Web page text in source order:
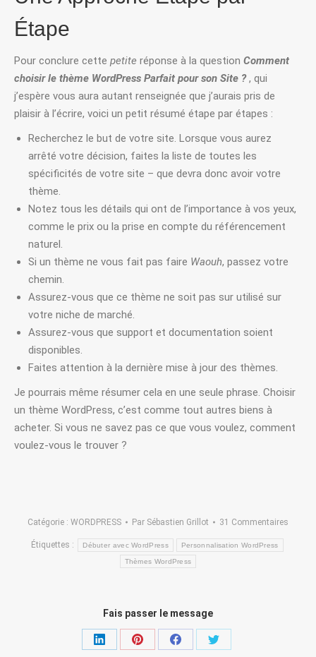
Étape
Pour conclure cette petite réponse à la question Comment
choisir le thème WordPress Parfait pour son Site ?, qui
j’espère vous aura autant renseignée que j’aurais pris de
plaisir à l’écrire, voici un petit résumé étape par étapes :
Recherchez le but de votre site. Lorsque vous aurez
arrêté votre décision, faites la liste de toutes les
spécificités de votre site – que devra donc avoir votre
thème.
Notez tous les détails qui ont de l’importance à vos yeux,
comme le prix ou la prise en compte du référencement
naturel.
Si un thème ne vous fait pas faire Waouh, passez votre
chemin.
Assurez-vous que ce thème ne soit pas sur utilisé sur
votre niche de marché.
Assurez-vous que support et documentation soient
disponibles.
Faites attention à la dernière mise à jour des thèmes.
Je pourrais même résumer cela en une seule phrase. Choisir
un thème WordPress, c’est comme tout autres biens à
acheter. Si vous ne savez pas ce que vous voulez, comment
voulez-vous le trouver ?
Catégorie : WORDPRESS Par Sébastien Grillot 31 Commentaires
Étiquettes : Débuter avec WordPress Personnalisation WordPress
Thèmes WordPress
Fais passer le message
PartagerPartagerPartagerPartager